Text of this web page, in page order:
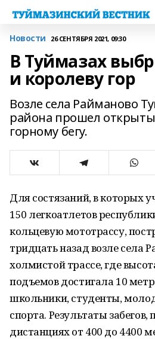
Новости 26 СЕНТЯБРЯ 2021, 09:30
В Туймазах
и королеву гор
Возле села Райманово
района прошел
горному бегу.
Для состязаний, в которых
150 легкоатлетов
кольцевую мототрассу,
тридцать назад возле села
холмистой трассе, где
подъемов достигала 10
школьники, студенты,
спорта. Результаты
дистанциях от 400 до 4400